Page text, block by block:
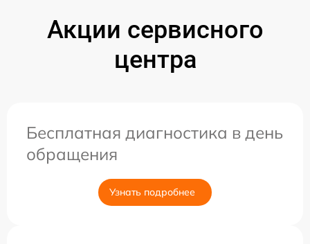
Акции сервисного
центра
Бесплатная диагностика в день
обращения
Узнать подробнее